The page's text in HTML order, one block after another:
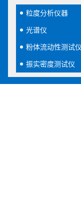
粒度分析仪器
光谱仪
粉体流动性测试仪
振实密度测试仪